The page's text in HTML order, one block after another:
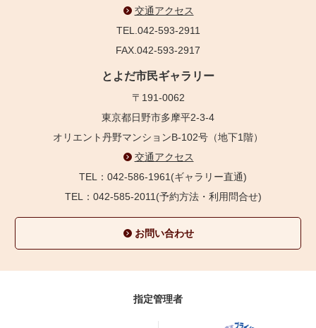
交通アクセス
TEL.042-593-2911
FAX.042-593-2917
とよだ市民ギャラリー
〒191-0062
東京都日野市多摩平2-3-4
オリエント丹野マンションB-102号（地下1階）
交通アクセス
TEL：042-586-1961(ギャラリー直通)
TEL：042-585-2011(予約方法・利用問合せ)
お問い合わせ
指定管理者